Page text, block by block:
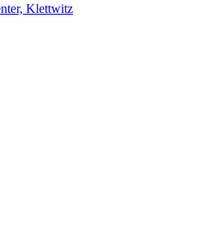
Klettwitz